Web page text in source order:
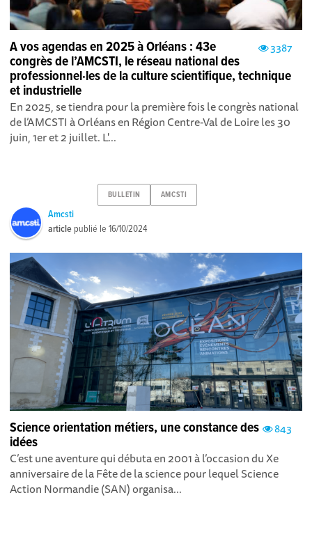
3387
A vos agendas en 2025 à Orléans : 43e
congrès de l’AMCSTI, le réseau national des
professionnel·les de la culture scientifique, technique
et industrielle
En 2025, se tiendra pour la première fois le congrès national
de l’AMCSTI à Orléans en Région Centre-Val de Loire les 30
juin, 1er et 2 juillet. L'...
BULLETIN AMCSTI
Amcsti
article publié le16/10/2024
843
Science orientation métiers, une constance des
idées
C’est une aventure qui débuta en 2001 à l’occasion du Xe
anniversaire de la Fête de la science pour lequel Science
Action Normandie (SAN) organisa...